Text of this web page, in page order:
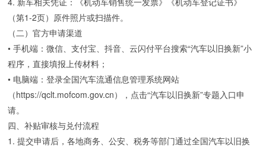
（第1-2页）原件照片或扫描件。
（二）官方申请渠道
• 手机端：微信、支付宝、抖音、云闪付平台搜索“汽车以旧换新”小
程序，直接填报上传材料；
• 电脑端：登录全国汽车流通信息管理系统网站
（https://qclt.mofcom.gov.cn），点击“汽车以旧换新”专题入口申
请。
四、补贴审核与兑付流程
1. 提交申请后，各地商务、公安、税务等部门通过全国汽车以旧换